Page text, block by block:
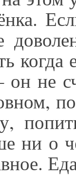
когда
не
ни о